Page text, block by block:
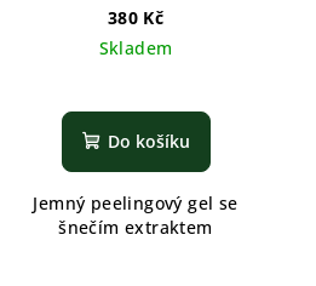
380 Kč
Skladem
Do košíku
Jemný peelingový gel se
šnečím extraktem